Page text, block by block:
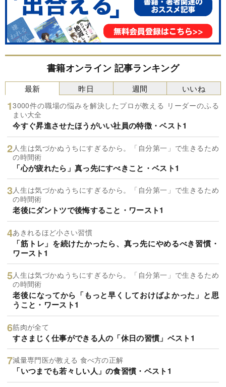
書籍オンライン 記事ランキング
最新
3000件の職場の悩みを解決したプロが教える リーダーのふる
まい大全
今すぐ昇進させたほうがいい社員の特徴・ベスト1
人生は気づかぬうちにすぎるから。「自分第一」で生きるため
の時間術
「心が疲れたら」真っ先にすべきこと・ベスト1
人生は気づかぬうちにすぎるから。「自分第一」で生きるため
の時間術
老後にダントツで後悔すること・ワースト1
あきれるほど小さい習慣
「筋トレ」を続けたかったら、真っ先にやめるべき習慣・
ワースト1
人生は気づかぬうちにすぎるから。「自分第一」で生きるため
の時間術
老後になってから「もっと早くしておけばよかった」と思
うこと・ワースト1
筋肉が全て
すさまじく仕事ができる人の「休日の習慣」ベスト1
減量専門医が教える 食べ方の正解
「いつまでも若々しい人」の食習慣・ベスト1
昨日 週間 いいね